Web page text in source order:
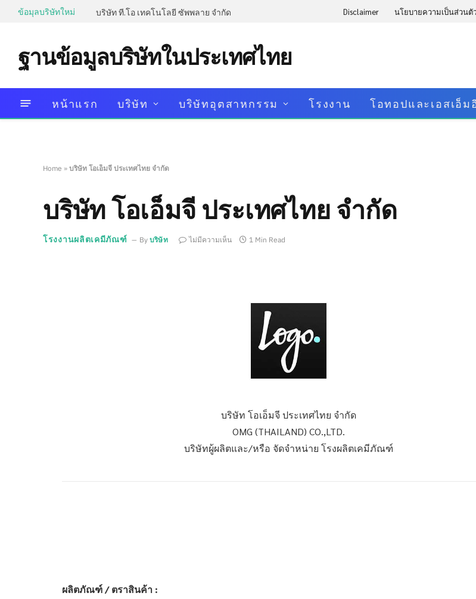
ข้อมุลบริษัทใหม่ บริษัท ที.โอ เทคโนโลยี ซัพพลาย จำกัด Disclaimer นโยบายความเป็นส่วนตั
ฐานข้อมูลบริษัทในประเทศไทย
หน้าแรก บริษัท บริษัทอุตสาหกรรม โรงงาน โอทอปและเอสเอ็ม
Home » บริษัท โอเอ็มจี ประเทศไทย จำกัด
บริษัท โอเอ็มจี ประเทศไทย จำกัด
โรงงานผลิตเคมีภัณฑ์ By บริษัท ไม่มีความเห็น 1 Min Read
บริษัท โอเอ็มจี ประเทศไทย จำกัด
OMG (THAILAND) CO.,LTD.
บริษัทผู้ผลิตและ/หรือ จัดจำหน่าย โรงผลิตเคมีภัณฑ์
ผลิตภัณฑ์ / ตราสินค้า :